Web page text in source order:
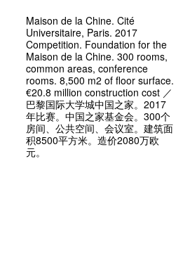
Maison de la Chine. Cité
Universitaire, Paris. 2017
Competition. Foundation for the
Maison de la Chine. 300 rooms,
common areas, conference
rooms. 8,500 m2 of floor surface.
€20.8 million construction cost ／
巴黎国际大学城中国之家。2017
年比赛。中国之家基金会。300个
房间、公共空间、会议室。建筑面
积8500平方米。造价2080万欧
元。